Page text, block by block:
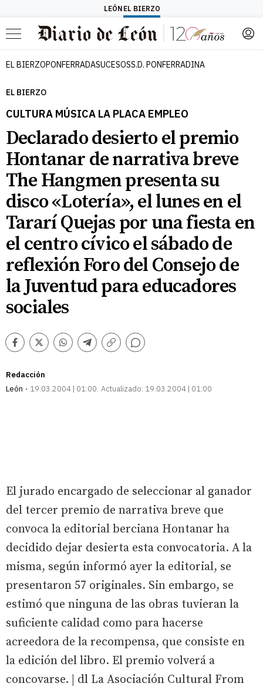
LEÓN EL BIERZO
Menú
EL BIERZOPONFERRADASUCESOSS.D. PONFERRADINA
EL BIERZO
CULTURA MÚSICA LA PLACA EMPLEO
Declarado desierto el premio
Hontanar de narrativa breve
The Hangmen presenta su
disco «Lotería», el lunes en el
Tararí Quejas por una fiesta en
el centro cívico el sábado de
reflexión Foro del Consejo de
la Juventud para educadores
sociales
Facebook
TwitterWhatsappTelegram
Copiar
Comentarios
Redacción
León
19.03.2004 | 01:00 Actualizado: 19.03.2004 | 01:00
El jurado encargado de seleccionar al ganador
del tercer premio de narrativa breve que
convoca la editorial berciana Hontanar ha
decidido dejar desierta esta convocatoria. A la
misma, según informó ayer la editorial, se
presentaron 57 originales. Sin embargo, se
estimó que ninguna de las obras tuvieran la
suficiente calidad como para hacerse
acreedora de la recompensa, que consiste en
la edición del libro. El premio volverá a
concovarse. | dl La Asociación Cultural From